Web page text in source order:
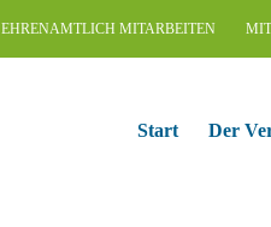
EHRENAMTLICH MITARBEITEN
Start Der